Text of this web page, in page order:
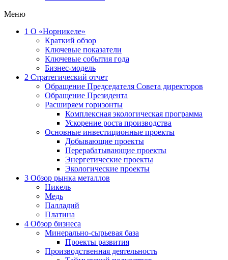
Меню
1 О «Норникеле»
Краткий обзор
Ключевые показатели
Ключевые события года
Бизнес-модель
2 Стратегический отчет
Обращение Председателя Совета директоров
Обращение Президента
Расширяем горизонты
Комплексная экологическая программа
Ускорение роста производства
Основные инвестиционные проекты
Добывающие проекты
Перерабатывающие проекты
Энергетические проекты
Экологические проекты
3 Обзор рынка металлов
Никель
Медь
Палладий
Платина
4 Обзор бизнеса
Минерально-сырьевая база
Проекты развития
Производственная деятельность